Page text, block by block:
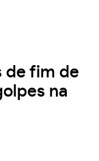
de fim de
na